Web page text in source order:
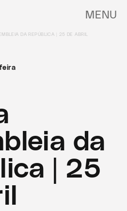
MENU
DA REPÚBLICA | 25 DE ABRIL
da
| 25